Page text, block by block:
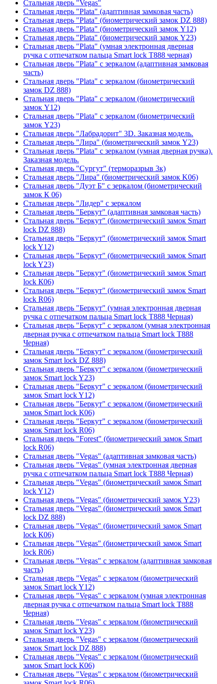
Стальная дверь "Vegas"
Стальная дверь "Plata" (адаптивная замковая часть)
Стальная дверь "Plata" (биометрический замок DZ 888)
Стальная дверь "Plata" (биометрический замок Y12)
Стальная дверь "Plata" (биометрический замок Y23)
Стальная дверь "Plata" (умная электронная дверная
ручка с отпечатком пальца Smart lock T888 черная)
Стальная дверь "Plata" с зеркалом (адаптивная замковая
часть)
Стальная дверь "Plata" с зеркалом (биометрический
замок DZ 888)
Стальная дверь "Plata" с зеркалом (биометрический
замок Y12)
Стальная дверь "Plata" с зеркалом (биометрический
замок Y23)
Стальная дверь "Лабрадорит" 3D. Заказная модель.
Стальная дверь "Лира" (биометрический замок Y23)
Стальная дверь "Plata" с зеркалом (умная дверная ручка).
Заказная модель.
Стальная дверь "Сургут" (терморазрыв 3к)
Стальная дверь "Лира" (биометрический замок K06)
Стальная дверь "Дуэт Б" с зеркалом (биометрический
замок К 06)
Стальная дверь "Лидер" с зеркалом
Стальная дверь "Беркут" (адаптивная замковая часть)
Стальная дверь "Беркут" (биометрический замок Smart
lock DZ 888)
Стальная дверь "Беркут" (биометрический замок Smart
lock Y12)
Стальная дверь "Беркут" (биометрический замок Smart
lock Y23)
Стальная дверь "Беркут" (биометрический замок Smart
lock К06)
Стальная дверь "Беркут" (биометрический замок Smart
lock R06)
Стальная дверь "Беркут" (умная электронная дверная
ручка с отпечатком пальца Smart lock T888 Черная)
Стальная дверь "Беркут" с зеркалом (умная электронная
дверная ручка с отпечатком пальца Smart lock T888
Черная)
Стальная дверь "Беркут" с зеркалом (биометрический
замок Smart lock DZ 888)
Стальная дверь "Беркут" с зеркалом (биометрический
замок Smart lock Y23)
Стальная дверь "Беркут" с зеркалом (биометрический
замок Smart lock Y12)
Стальная дверь "Беркут" с зеркалом (биометрический
замок Smart lock К06)
Стальная дверь "Беркут" с зеркалом (биометрический
замок Smart lock R06)
Стальная дверь "Forest" (биометрический замок Smart
lock R06)
Стальная дверь "Vegas" (адаптивная замковая часть)
Стальная дверь "Vegas" (умная электронная дверная
ручка с отпечатком пальца Smart lock T888 Черная)
Стальная дверь "Vegas" (биометрический замок Smart
lock Y12)
Стальная дверь "Vegas" (биометрический замок Y23)
Стальная дверь "Vegas" (биометрический замок Smart
lock DZ 888)
Стальная дверь "Vegas" (биометрический замок Smart
lock К06)
Стальная дверь "Vegas" (биометрический замок Smart
lock R06)
Стальная дверь "Vegas" с зеркалом (адаптивная замковая
часть)
Стальная дверь "Vegas" с зеркалом (биометрический
замок Smart lock Y12)
Стальная дверь "Vegas" с зеркалом (умная электронная
дверная ручка с отпечатком пальца Smart lock T888
Черная)
Стальная дверь "Vegas" с зеркалом (биометрический
замок Smart lock Y23)
Стальная дверь "Vegas" с зеркалом (биометрический
замок Smart lock DZ 888)
Стальная дверь "Vegas" с зеркалом (биометрический
замок Smart lock К06)
Стальная дверь "Vegas" с зеркалом (биометрический